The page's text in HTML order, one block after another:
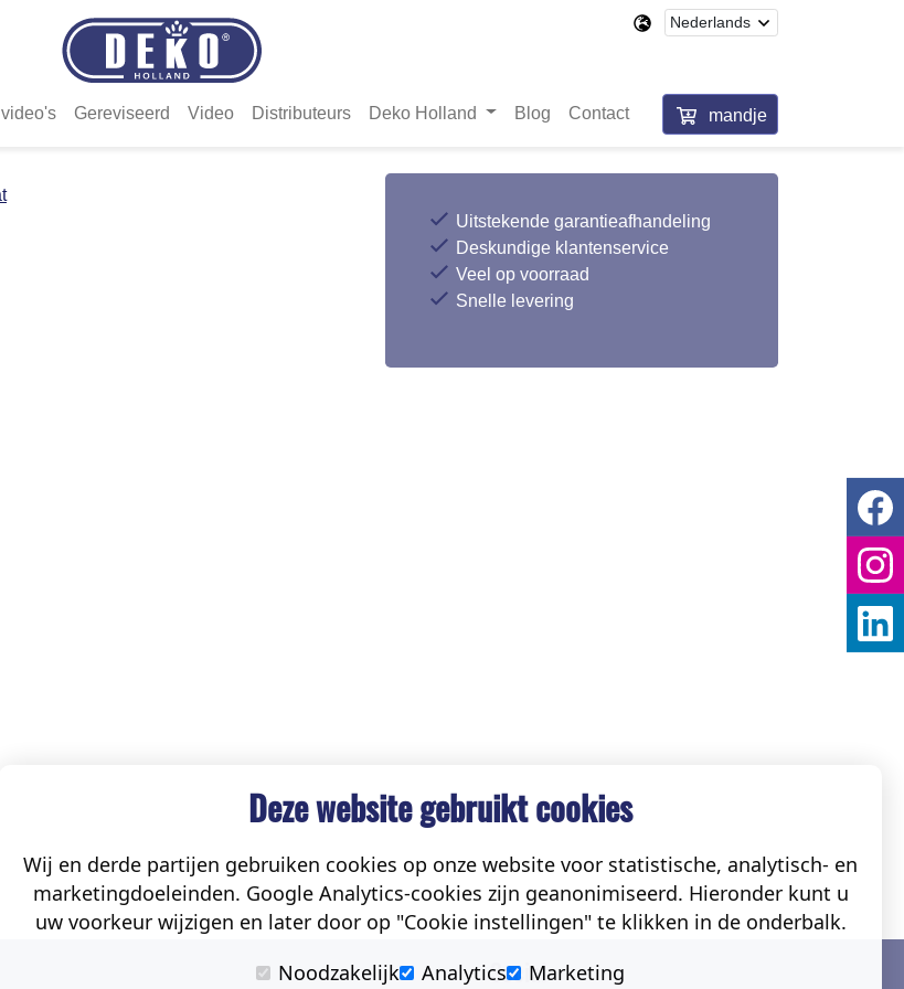
video's Gereviseerd Video Distributeurs Deko Holland Blog Contact mandje
Uitstekende garantieafhandeling
Deskundige klantenservice
Veel op voorraad
Snelle levering
Social
Deze website gebruikt cookies
Wij en derde partijen gebruiken cookies op onze website voor statistische, analytisch- en
marketingdoeleinden. Google Analytics-cookies zijn geanonimiseerd. Hieronder kunt u
uw voorkeur wijzigen en later door op "Cookie instellingen" te klikken in de onderbalk.
Noodzakelijk
Analytics Marketing